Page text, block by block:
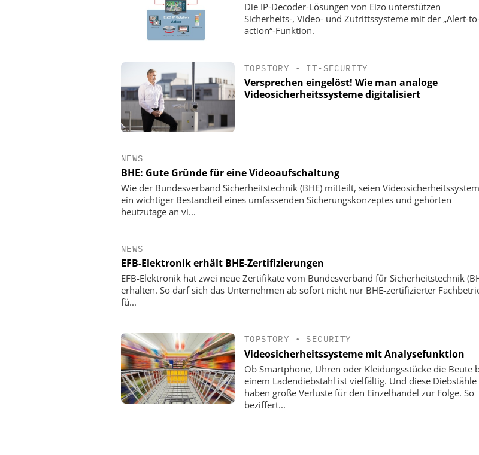
Die IP-Decoder-Lösungen von Eizo unterstützen
Sicherheits-, Video- und Zutrittssysteme mit der „Alert-
action“-Funktion.
TOPSTORY • IT-SECURITY
Versprechen eingelöst! Wie man analoge
Videosicherheitssysteme digitalisiert
NEWS
BHE: Gute Gründe für eine Videoaufschaltung
Wie der Bundesverband Sicherheitstechnik (BHE) mitteilt, seien
ein wichtiger Bestandteil eines umfassenden Sicherungskonzeptes und gehörten
heutzutage an vi...
NEWS
EFB-Elektronik erhält BHE-Zertifizierungen
EFB-Elektronik hat zwei neue Zertifikate vom Bundesverband für Sicherheitstechnik
erhalten. So darf sich das Unternehmen ab sofort nicht nur BHE-zertifizierter
fü...
TOPSTORY • SECURITY
Videosicherheitssysteme mit Analysefunktion
Ob Smartphone, Uhren oder Kleidungsstücke die Beute
einem Ladendiebstahl ist vielfältig. Und diese Diebstähle
haben große Verluste für den Einzelhandel zur Folge. So
beziffert...